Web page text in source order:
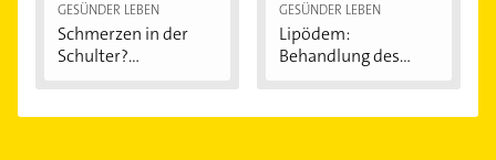
GESÜNDER LEBEN
Schmerzen in der
Schulter?
GESÜNDER LEBEN
Lipödem:
Behandlung des